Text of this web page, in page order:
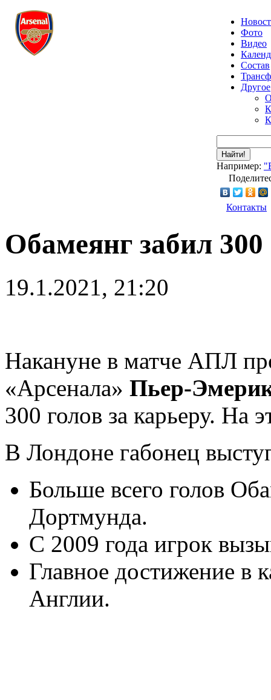
Фото
Видео
Состав
Другое
Найти!
Например:
Контакты
Обамеянг забил 300
19.1.2021, 21:20
Накануне в матче АПЛ
«Арсенала» Пьер-
300 голов за карьеру. На
В Лондоне габонец
Больше всего голов
Дортмунда.
С 2009 года игрок
Главное достижение в
Англии.